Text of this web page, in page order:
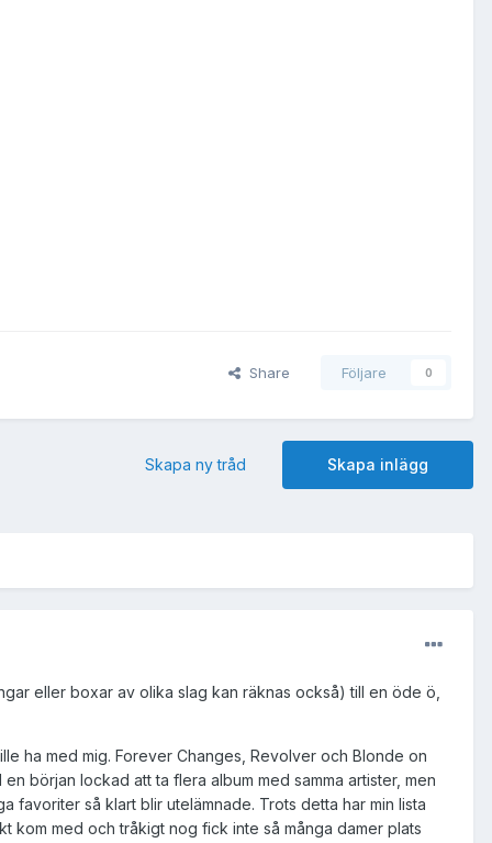
Share Följare 0
Skapa inlägg
Skapa ny tråd
eller boxar av olika slag kan räknas också) till en öde ö,
ha med mig. Forever Changes, Revolver och Blonde on
början lockad att ta flera album med samma artister, men
favoriter så klart blir utelämnade. Trots detta har min lista
kom med och tråkigt nog fick inte så många damer plats